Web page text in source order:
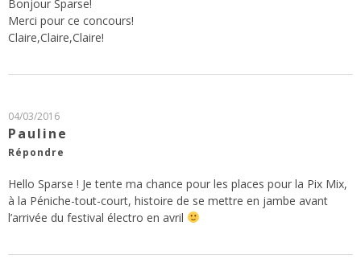
Bonjour Sparse!
Merci pour ce concours!
Claire,Claire,Claire!
04/03/2016
Pauline
Répondre
Hello Sparse ! Je tente ma chance pour les places pour la Pix Mix,
à la Péniche-tout-court, histoire de se mettre en jambe avant
l’arrivée du festival électro en avril